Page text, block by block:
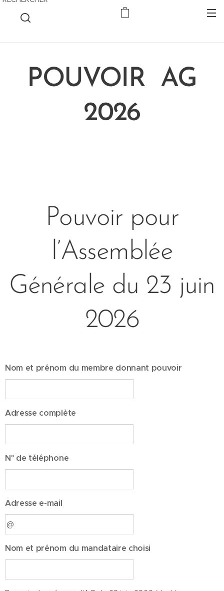
POUVOIR AG
2026
Pouvoir pour
l’Assemblée
Générale du 23 juin
2026
Nom et prénom du membre donnant pouvoir
Adresse complète
N° de téléphone
Adresse e-mail
Nom et prénom du mandataire choisi